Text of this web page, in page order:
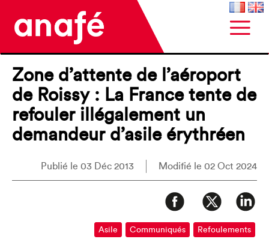
Zone d’attente de l’aéroport
de Roissy : La France tente de
refouler illégalement un
demandeur d’asile érythréen
Publié le 03 Déc 2013 Modifié le 02 Oct 2024
Asile Communiqués Refoulements